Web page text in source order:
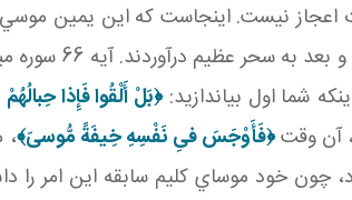
اعجاز نيست. اينجاست که اين يمين
و بعد به
شما اول بياندازيد:﴿بَلْ أَلْقُوا فَإِذا
آن وقت﴿فَأَوْجَسَ فىِ نَفْسِهِ خِيفَةً مُّوسىَ‏﴾
چون خود موساي کليم سابقه اين امر